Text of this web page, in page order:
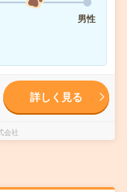
男性
詳しく見る
会社